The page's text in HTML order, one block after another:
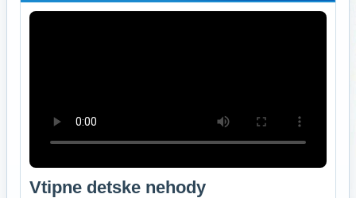
Vtipne detske nehody